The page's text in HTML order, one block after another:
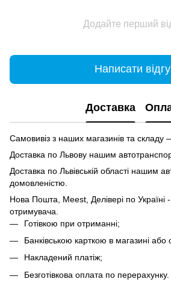
Додайте перший
Написати
Доставка
Самовивіз з наших магазинів та складу
Доставка по Львову нашим
Доставка по Львівській області нашим
домовленістю.
Нова Пошта, Meest, Делівері по Україні
отримувача.
Готівкою при отриманні;
Банківською карткою в магазині або
Накладений платіж;
Безготівкова оплата по перерахунку.